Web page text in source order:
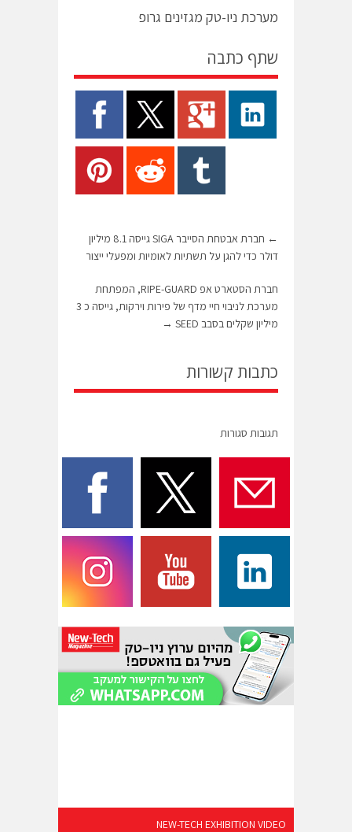
מערכת ניו-טק מגזינים גרופ
שתף כתבה
←
חברת אבטחת הסייבר SIGA גייסה 8.1 מיליון
דולר כדי להגן על תשתיות לאומיות ומפעלי ייצור
חברת הסטארט אפ RIPE-GUARD, המפתחת
מערכת לניבוי חיי מדף של פירות וירקות, גייסה כ 3
מיליון שקלים בסבב SEED
→
כתבות קשורות
תגובות סגורות
NEW-TECH EXHIBITION VIDEO